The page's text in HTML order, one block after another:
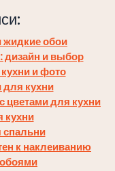
жидкие обои
дизайн и выбор
и фото
для кухни
цветами для кухни
кухни
спальни
к наклеиванию